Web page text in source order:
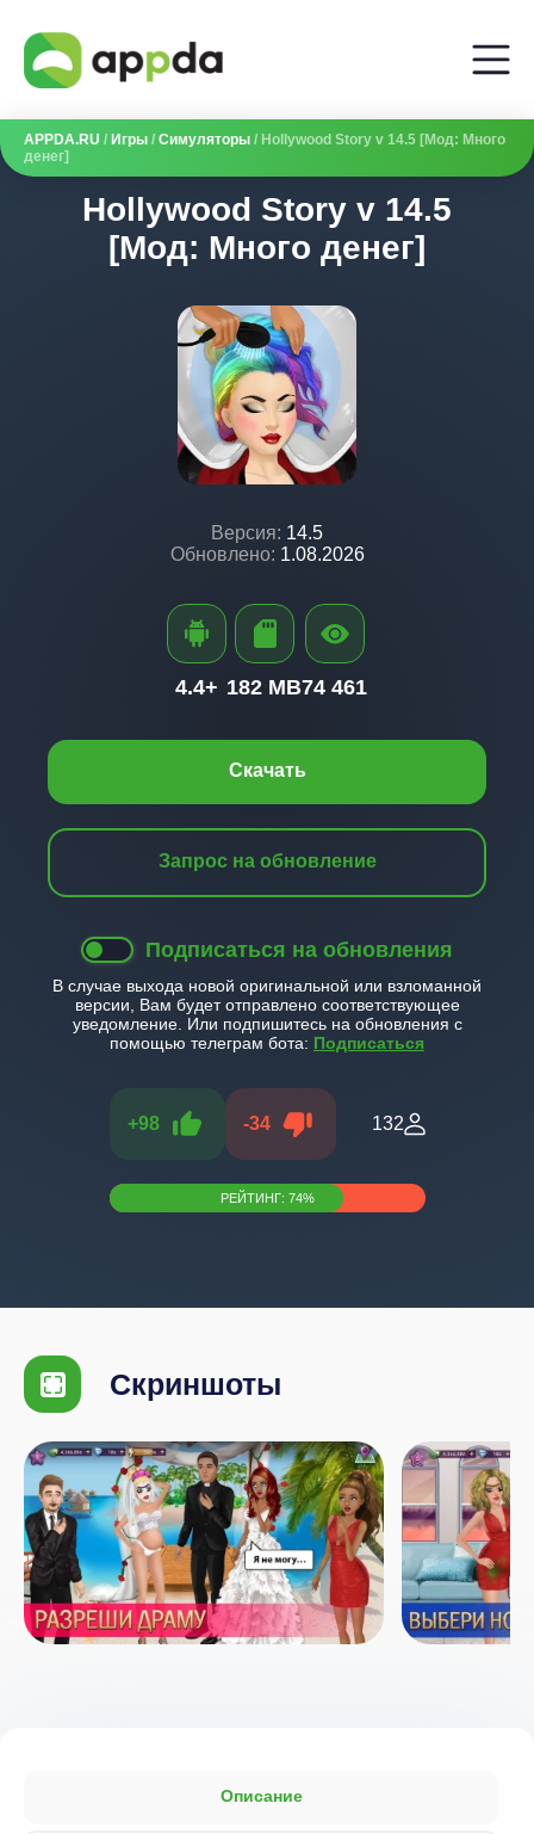
APPDA.RU / Игры / Симуляторы / Hollywood Story v 14.5 [Мод: Много
денег]
Hollywood Story v 14.5
[Мод: Много денег]
Версия: 14.5
Обновлено: 1.08.2026
Скачать
Запрос на обновление
Подписаться на обновления
В случае выхода новой оригинальной или взломанной
версии, Вам будет отправлено соответствующее
уведомление. Или подпишитесь на обновления с
помощью телеграм бота: Подписаться
+98 -34 132
РЕЙТИНГ: 74%
4.4+ 182 MB74 461
Скриншоты
Описание